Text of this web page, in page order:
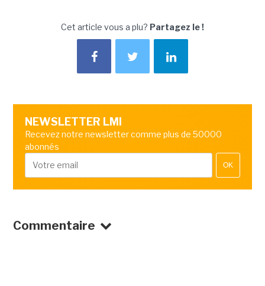
Cet article vous a plu? Partagez le !
NEWSLETTER LMI
Recevez notre newsletter comme plus de 50000
abonnés
OK
Commentaire